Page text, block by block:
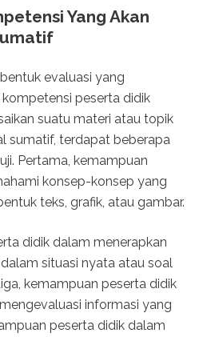
Yang Akan
evaluasi yang
peserta didik
suatu materi atau topik
sumatif, terdapat beberapa
Pertama, kemampuan
konsep-konsep yang
teks, grafik, atau gambar.
didik dalam menerapkan
situasi nyata atau soal
kemampuan peserta didik
informasi yang
peserta didik dalam